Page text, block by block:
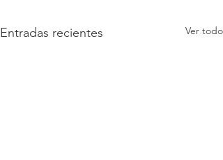
Entradas recientes Ver todo